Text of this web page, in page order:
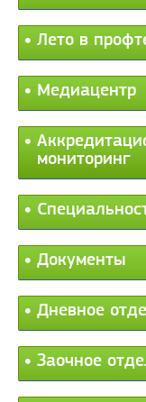
Лето в
Медиацентр
мониторинг
Документы
Дневное
Заочное